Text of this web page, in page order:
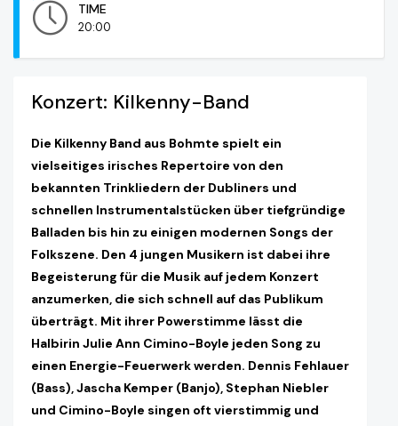
TIME
20:00
Konzert: Kilkenny-Band
Die Kilkenny Band aus Bohmte spielt ein
vielseitiges irisches Repertoire von den
bekannten Trinkliedern der Dubliners und
schnellen Instrumentalstücken über tiefgründige
Balladen bis hin zu einigen modernen Songs der
Folkszene. Den 4 jungen Musikern ist dabei ihre
Begeisterung für die Musik auf jedem Konzert
anzumerken, die sich schnell auf das Publikum
überträgt. Mit ihrer Powerstimme lässt die
Halbirin Julie Ann Cimino-Boyle jeden Song zu
einen Energie-Feuerwerk werden. Dennis Fehlauer
(Bass), Jascha Kemper (Banjo), Stephan Niebler
und Cimino-Boyle singen oft vierstimmig und